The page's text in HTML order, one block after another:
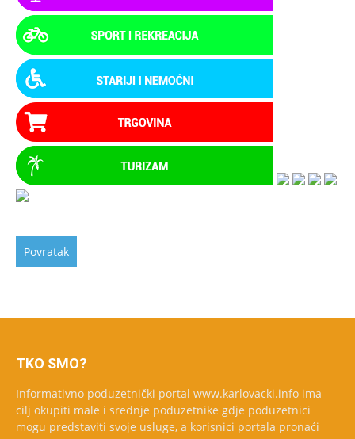
TKO SMO?
Informativno poduzetnički portal www.karlovacki.info ima
cilj okupiti male i srednje poduzetnike gdje poduzetnici
mogu predstaviti svoje usluge, a korisnici portala pronaći